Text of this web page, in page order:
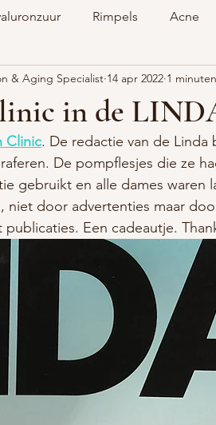
Rimpels Acne
in de
& Aging Specialist 14 apr 2022 1
Clinic. De redactie van de Linda
De pompflesjes die ze
gebruikt en alle dames waren
door advertenties maar
Een cadeautje.